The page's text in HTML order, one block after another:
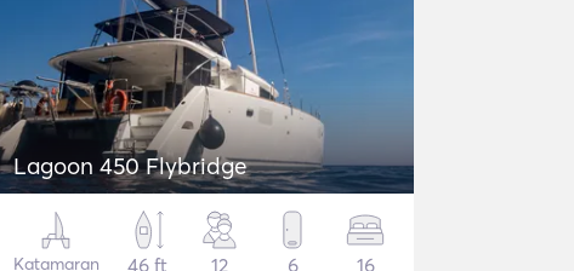
Lagoon 450 Flybridge
Katamaran
46 ft
12 6 16